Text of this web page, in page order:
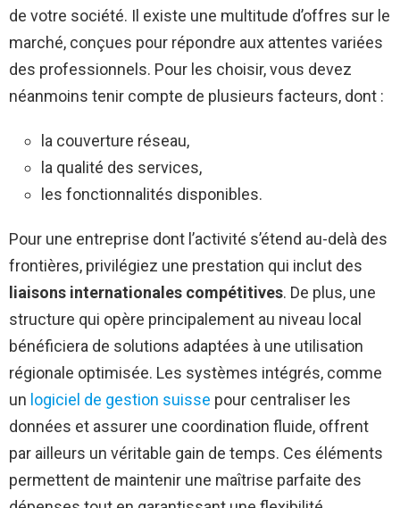
de votre société. Il existe une multitude d’offres sur le
marché, conçues pour répondre aux attentes variées
des professionnels. Pour les choisir, vous devez
néanmoins tenir compte de plusieurs facteurs, dont :
la couverture réseau,
la qualité des services,
les fonctionnalités disponibles.
Pour une entreprise dont l’activité s’étend au-delà des
frontières, privilégiez une prestation qui inclut des
liaisons internationales compétitives. De plus, une
structure qui opère principalement au niveau local
bénéficiera de solutions adaptées à une utilisation
régionale optimisée. Les systèmes intégrés, comme
un logiciel de gestion suisse pour centraliser les
données et assurer une coordination fluide, offrent
par ailleurs un véritable gain de temps. Ces éléments
permettent de maintenir une maîtrise parfaite des